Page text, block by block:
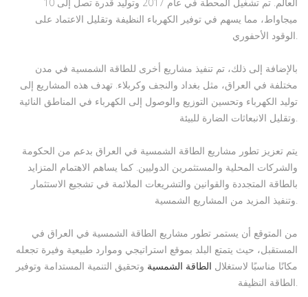
ميجاواط، مما يسهم في توفير الكهرباء النظيفة وتقليل الاعتماد على
الوقود الأحفوري.
بالإضافة إلى ذلك، تم تنفيذ مشاريع أخرى للطاقة الشمسية في مدن
مختلفة في العراق، مثل بغداد والنجف وكربلاء. تهدف هذه المشاريع إلى
توليد الكهرباء وتحسين التوزيع والوصول إلى الكهرباء في المناطق النائية
وتقليل الانبعاثات الضارة للبيئة.
يتم تعزيز تطور مشاريع الطاقة الشمسية في العراق بدعم من الحكومة
والشركات المحلية والمستثمرين الدوليين. كما يساهم الاهتمام المتزايد
بالطاقة المتجددة والقوانين والتشريعات الملائمة في تشجيع الاستثمار
وتنفيذ المزيد من المشاريع الشمسية.
من المتوقع أن يستمر تطور مشاريع الطاقة الشمسية في العراق في
المستقبل، حيث يتمتع البلد بموقع استراتيجي وموارد طبيعية وفيرة تجعله
مكانًا مناسبًا لاستغلال الطاقة الشمسية وتحقيق التنمية المستدامة وتوفير
الطاقة النظيفة.